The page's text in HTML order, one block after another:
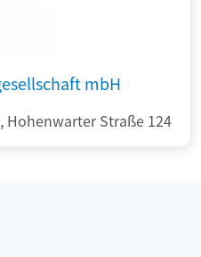
mbH
Hohenwarter Straße 124